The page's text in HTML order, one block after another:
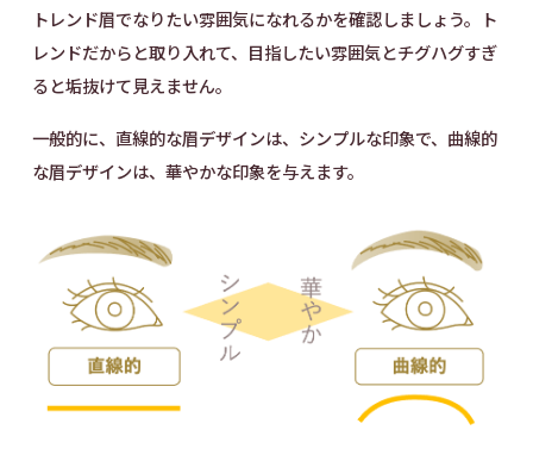
トレンド眉でなりたい雰囲気になれるかを確認しましょう。ト
レンドだからと取り入れて、目指したい雰囲気とチグハグすぎ
ると垢抜けて見えません。
一般的に、直線的な眉デザインは、シンプルな印象で、曲線的
な眉デザインは、華やかな印象を与えます。